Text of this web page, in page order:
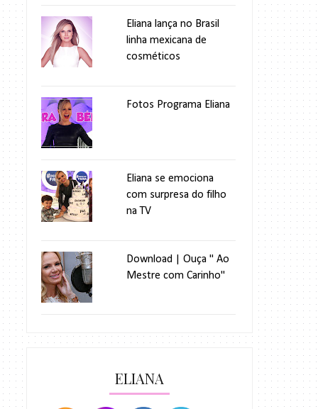
Eliana lança no Brasil
linha mexicana de
cosméticos
Fotos Programa Eliana
Eliana se emociona
com surpresa do filho
na TV
Download | Ouça " Ao
Mestre com Carinho"
ELIANA